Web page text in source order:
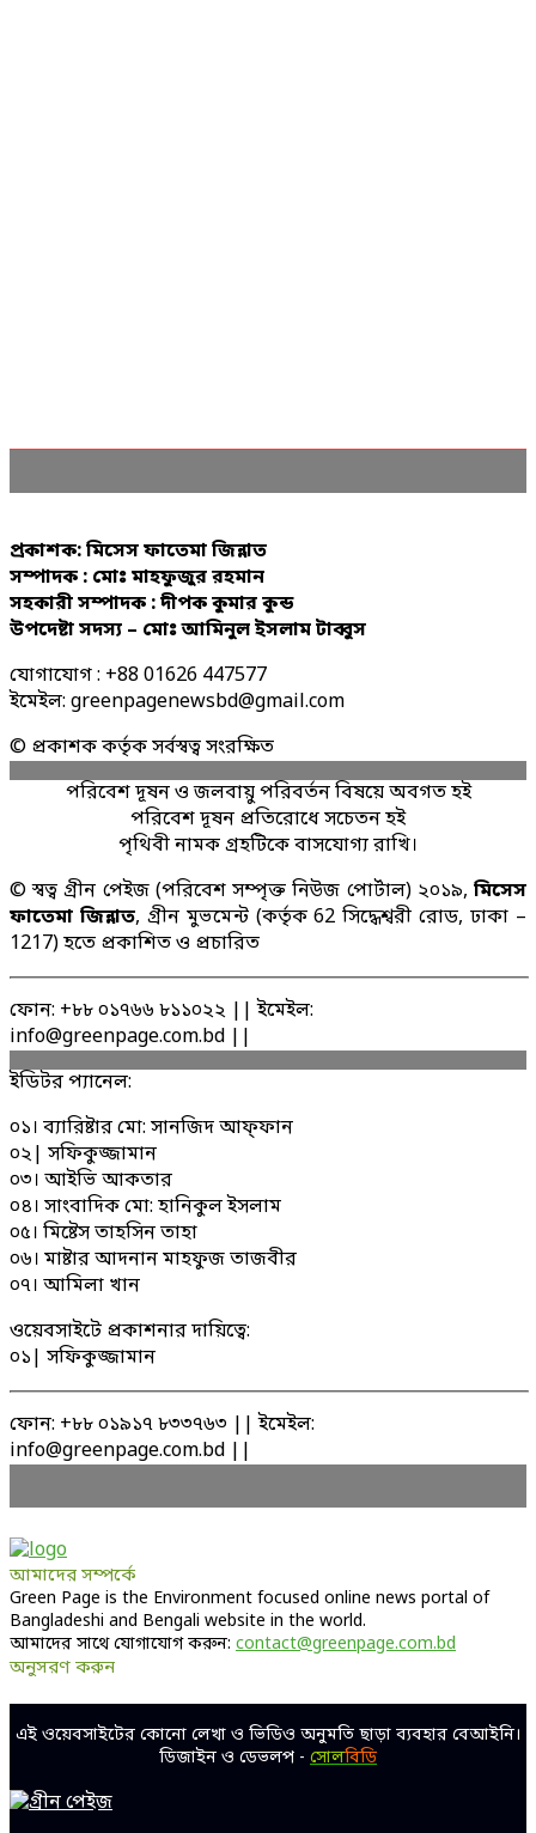
প্রকাশক: মিসেস ফাতেমা জিন্নাত
সম্পাদক : মোঃ মাহফুজুর রহমান
সহকারী সম্পাদক : দীপক কুমার কুন্ড
উপদেষ্টা সদস্য – মোঃ আমিনুল ইসলাম টাব্বুস
যোগাযোগ : +88 01626 447577
ইমেইল: greenpagenewsbd@gmail.com
© প্রকাশক কর্তৃক সর্বস্বত্ব সংরক্ষিত
পরিবেশ দূষন ও জলবায়ু পরিবর্তন বিষয়ে অবগত হই
পরিবেশ দূষন প্রতিরোধে সচেতন হই
পৃথিবী নামক গ্রহটিকে বাসযোগ্য রাখি।
© স্বত্ব গ্রীন পেইজ (পরিবেশ সম্পৃক্ত নিউজ পোর্টাল) ২০১৯, মিসেস
ফাতেমা জিন্নাত, গ্রীন মুভমেন্ট (কর্তৃক 62 সিদ্ধেশ্বরী রোড, ঢাকা –
1217) হতে প্রকাশিত ও প্রচারিত
ফোন: +৮৮ ০১৭৬৬ ৮১১০২২ || ইমেইল:
info@greenpage.com.bd ||
ইডিটর প্যানেল:
০১। ব্যারিষ্টার মো: সানজিদ আফ্ফান
০২| সফিকুজ্জামান
০৩। আইভি আকতার
০৪। সাংবাদিক মো: হানিকুল ইসলাম
০৫। মিষ্টেস তাহসিন তাহা
০৬। মাষ্টার আদনান মাহফুজ তাজবীর
০৭। আমিলা খান
ওয়েবসাইটে প্রকাশনার দায়িত্বে:
০১| সফিকুজ্জামান
ফোন: +৮৮ ০১৯১৭ ৮৩৩৭৬৩ || ইমেইল:
info@greenpage.com.bd ||
আমাদের সম্পর্কে
Green Page is the Environment focused online news portal of
Bangladeshi and Bengali website in the world.
আমাদের সাথে যোগাযোগ করুন: contact@greenpage.com.bd
অনুসরণ করুন
এই ওয়েবসাইটের কোনো লেখা ও ভিডিও অনুমতি ছাড়া ব্যবহার বেআইনি।
ডিজাইন ও ডেভলপ - সোলবিডি